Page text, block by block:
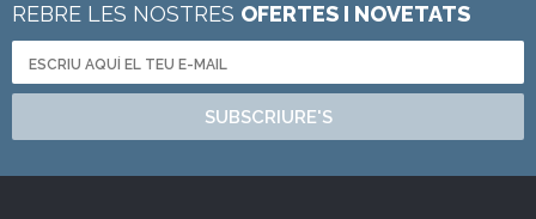
REBRE LES NOSTRES OFERTES I NOVETATS
SUBSCRIURE'S